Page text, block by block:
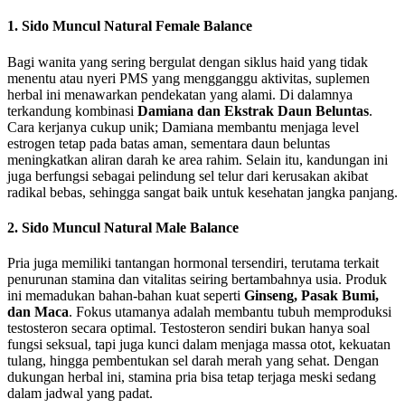
1. Sido Muncul Natural Female Balance
Bagi wanita yang sering bergulat dengan siklus haid yang tidak
menentu atau nyeri PMS yang mengganggu aktivitas, suplemen
herbal ini menawarkan pendekatan yang alami. Di dalamnya
terkandung kombinasi Damiana dan Ekstrak Daun Beluntas.
Cara kerjanya cukup unik; Damiana membantu menjaga level
estrogen tetap pada batas aman, sementara daun beluntas
meningkatkan aliran darah ke area rahim. Selain itu, kandungan ini
juga berfungsi sebagai pelindung sel telur dari kerusakan akibat
radikal bebas, sehingga sangat baik untuk kesehatan jangka panjang.
2. Sido Muncul Natural Male Balance
Pria juga memiliki tantangan hormonal tersendiri, terutama terkait
penurunan stamina dan vitalitas seiring bertambahnya usia. Produk
ini memadukan bahan-bahan kuat seperti Ginseng, Pasak Bumi,
dan Maca. Fokus utamanya adalah membantu tubuh memproduksi
testosteron secara optimal. Testosteron sendiri bukan hanya soal
fungsi seksual, tapi juga kunci dalam menjaga massa otot, kekuatan
tulang, hingga pembentukan sel darah merah yang sehat. Dengan
dukungan herbal ini, stamina pria bisa tetap terjaga meski sedang
dalam jadwal yang padat.